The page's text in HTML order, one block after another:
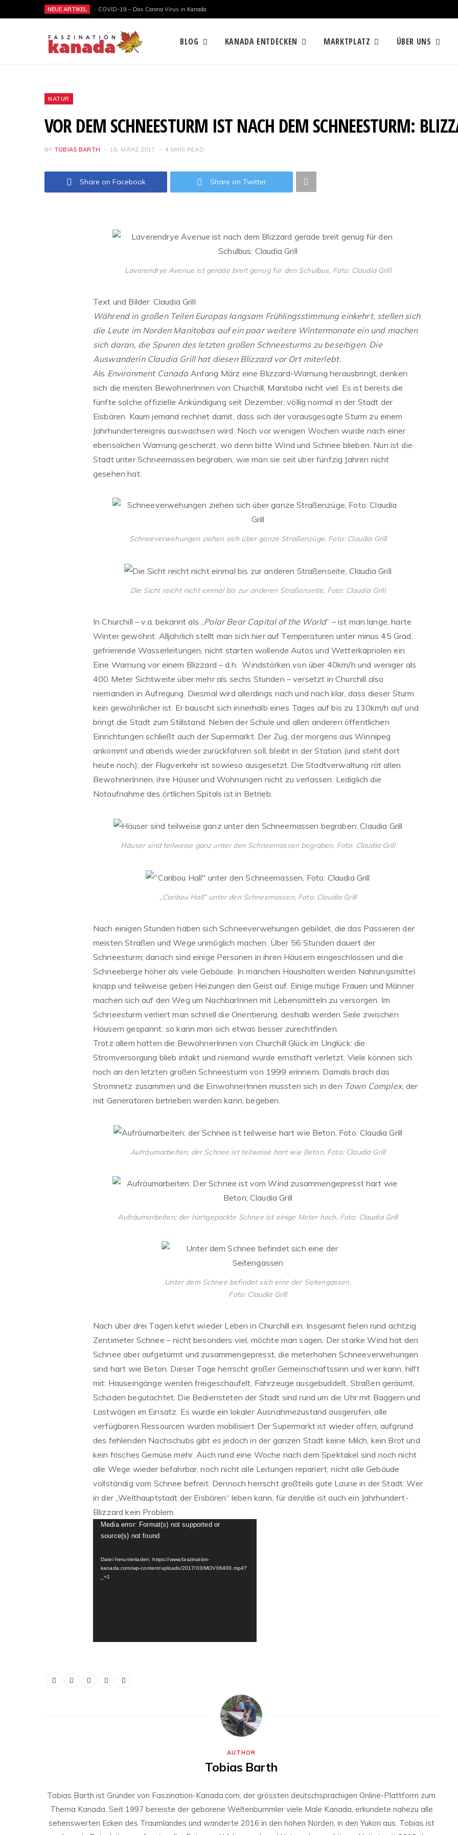
NEUE ARTIKEL COVID-19 – Das Corona Virus in Kanada
BLOG KANADA ENTDECKEN MARKTPLATZ ÜBER UNS
NATUR
VOR DEM SCHNEESTURM IST NACH DEM SCHNEESTURM:
BY TOBIAS BARTH 16. MÄRZ 2017 4 MINS READ
Share on Facebook Share on Twitter
Laverendrye Avenue ist gerade breit genug für den Schulbus, Foto: Claudia Grill
Text und Bilder: Claudia Grill
Während in großen Teilen Europas langsam Frühlingsstimmung einkehrt, stellen sich
die Leute im Norden Manitobas auf ein paar weitere Wintermonate ein und machen
sich daran, die Spuren des letzten großen Schneesturms zu beseitigen. Die
Auswanderin Claudia Grill hat diesen Blizzard vor Ort miterlebt.
Als Environment CanadaAnfang März eine Blizzard-Warnung herausbringt, denken
sich die meisten BewohnerInnen von Churchill, Manitoba nicht viel. Es ist bereits die
fünfte solche offizielle Ankündigung seit Dezember, völlig normal in der Stadt der
Eisbären. Kaum jemand rechnet damit, dass sich der vorausgesagte Sturm zu einem
Jahrhundertereignis auswachsen wird. Noch vor wenigen Wochen wurde nach einer
ebensolchen Warnung gescherzt, wo denn bitte Wind und Schnee blieben. Nun ist die
Stadt unter Schneemassen begraben, wie man sie seit über fünfzig Jahren nicht
gesehen hat.
Schneeverwehungen ziehen sich über ganze Straßenzüge, Foto: Claudia Grill
Die Sicht reicht nicht einmal bis zur anderen Straßenseite, Foto: Claudia Grill
In Churchill – v.a. bekannt als „Polar Bear Capital of the World“ – ist man lange, harte
Winter gewöhnt. Alljährlich stellt man sich hier auf Temperaturen unter minus 45 Grad,
gefrierende Wasserleitungen, nicht starten wollende Autos und Wetterkapriolen ein.
Eine Warnung vor einem Blizzard – d.h. Windstärken von über 40km/h und weniger als
400 Meter Sichtweite über mehr als sechs Stunden – versetzt in Churchill also
niemanden in Aufregung. Diesmal wird allerdings nach und nach klar, dass dieser Sturm
kein gewöhnlicher ist. Er bauscht sich innerhalb eines Tages auf bis zu 130km/h auf und
bringt die Stadt zum Stillstand. Neben der Schule und allen anderen öffentlichen
Einrichtungen schließt auch der Supermarkt. Der Zug, der morgens aus Winnipeg
ankommt und abends wieder zurückfahren soll, bleibt in der Station (und steht dort
heute noch); der Flugverkehr ist sowieso ausgesetzt. Die Stadtverwaltung rät allen
BewohnerInnen, ihre Häuser und Wohnungen nicht zu verlassen. Lediglich die
Notaufnahme des örtlichen Spitals ist in Betrieb.
Häuser sind teilweise ganz unter den Schneemassen begraben, Foto: Claudia Grill
„Caribou Hall“ unter den Schneemassen, Foto: Claudia Grill
Nach einigen Stunden haben sich Schneeverwehungen gebildet, die das Passieren der
meisten Straßen und Wege unmöglich machen. Über 56 Stunden dauert der
Schneesturm; danach sind einige Personen in ihren Häusern eingeschlossen und die
Schneeberge höher als viele Gebäude. In manchen Haushalten werden Nahrungsmittel
knapp und teilweise geben Heizungen den Geist auf. Einige mutige Frauen und Männer
machen sich auf den Weg um NachbarInnen mit Lebensmitteln zu versorgen. Im
Schneesturm verliert man schnell die Orientierung, deshalb werden Seile zwischen
Häusern gespannt; so kann man sich etwas besser zurechtfinden.
Trotz allem hatten die BewohnerInnen von Churchill Glück im Unglück: die
Stromversorgung blieb intakt und niemand wurde ernsthaft verletzt. Viele können sich
noch an den letzten großen Schneesturm von 1999 erinnern. Damals brach das
Stromnetz zusammen und die EinwohnerInnen mussten sich in den Town Complex, der
mit Generatoren betrieben werden kann, begeben.
Aufräumarbeiten; der Schnee ist teilweise hart wie Beton, Foto: Claudia Grill
Aufräumarbeiten; der hartgepackte Schnee ist einige Meter hoch, Foto: Claudia Grill
Unter dem Schnee befindet sich eine der Seitengassen,
Foto: Claudia Grill
Nach über drei Tagen kehrt wieder Leben in Churchill ein. Insgesamt fielen rund achtzig
Zentimeter Schnee – nicht besonders viel, möchte man sagen. Der starke Wind hat den
Schnee aber aufgetürmt und zusammengepresst, die meterhohen Schneeverwehungen
sind hart wie Beton. Dieser Tage herrscht großer Gemeinschaftssinn und wer kann, hilft
mit: Hauseingänge werden freigeschaufelt, Fahrzeuge ausgebuddelt, Straßen geräumt,
Schäden begutachtet. Die Bediensteten der Stadt sind rund um die Uhr mit Baggern und
Lastwägen im Einsatz. Es wurde ein lokaler Ausnahmezustand ausgerufen, alle
verfügbaren Ressourcen wurden mobilisiert Der Supermarkt ist wieder offen, aufgrund
des fehlenden Nachschubs gibt es jedoch in der ganzen Stadt keine Milch, kein Brot und
kein frisches Gemüse mehr. Auch rund eine Woche nach dem Spektakel sind noch nicht
alle Wege wieder befahrbar, noch nicht alle Leitungen repariert, nicht alle Gebäude
vollständig vom Schnee befreit. Dennoch herrscht großteils gute Laune in der Stadt: Wer
in der „Welthauptstadt der Eisbären“ leben kann, für den/die ist auch ein Jahrhundert-
Blizzard kein Problem.
Video-
Player
Media error: Format(s) not supported or
source(s) not found
Datei herunterladen: https://www.faszination-
kanada.com/wp-content/uploads/2017/03/MOV06400.mp4?
_=1
AUTHOR
Tobias Barth
Tobias Barth ist Gründer von Faszination-Kanada.com, der grössten deutschsprachigen Online-Plattform zum
Thema Kanada. Seit 1997 bereiste der geborene Weltenbummler viele Male Kanada, erkundete nahezu alle
sehenswerten Ecken des Traumlandes und wanderte 2016 in den hohen Norden, in den Yukon aus. Tobias ist